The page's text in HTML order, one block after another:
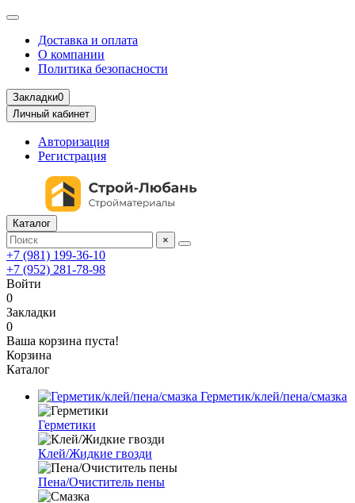
Доставка и оплата
О компании
Политика безопасности
Закладки0
Личный кабинет
Авторизация
Регистрация
Каталог
×
+7 (981) 199-36-10
+7 (952) 281-78-98
Войти
0
Закладки
0
Ваша корзина пуста!
Корзина
Каталог
Герметик/клей/пена/смазка
Герметики
Клей/Жидкие гвозди
Пена/Очиститель пены